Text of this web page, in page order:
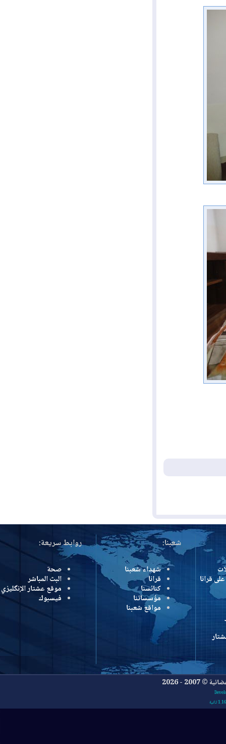
شعبنا:
شهداء شعبنا
قرانا
كنائسنا
مؤسساتنا
مواقع شعبنا
روابط سريعة:
صحة
البث المباشر
موقع عشتار الإنگليزي
فيسبوك
2026